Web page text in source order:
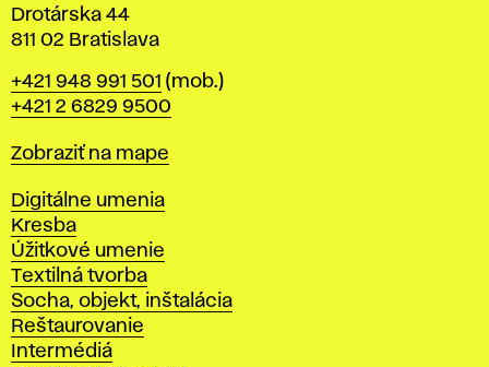
Drotárska 44
811 02 Bratislava
Telefón
+421 948 991 501 (mob.)
+421 2 6829 9500
Mapa
Zobraziť na mape
Katedry
Digitálne umenia
Kresba
Úžitkové umenie
Textilná tvorba
Socha, objekt, inštalácia
Reštaurovanie
Intermédiá